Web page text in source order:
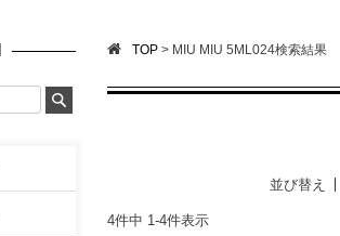
お盆期間も休まず発送！営業について
TOP MIU MIU 5ML024検索結果
並び替え
4件中 1-4件表示